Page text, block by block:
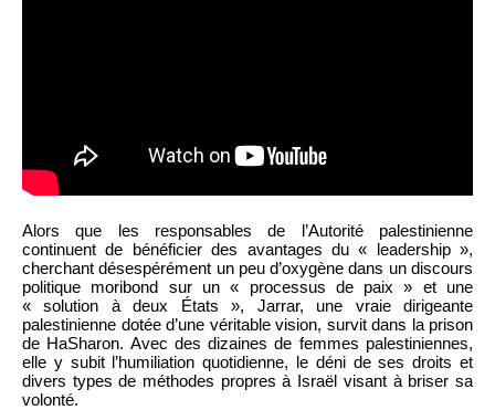
Alors que les responsables de l’Autorité palestinienne
continuent de bénéficier des avantages du « leadership »,
cherchant désespérément un peu d’oxygène dans un discours
politique moribond sur un « processus de paix » et une
« solution à deux États », Jarrar, une vraie dirigeante
palestinienne dotée d’une véritable vision, survit dans la prison
de HaSharon. Avec des dizaines de femmes palestiniennes,
elle y subit l’humiliation quotidienne, le déni de ses droits et
divers types de méthodes propres à Israël visant à briser sa
volonté.